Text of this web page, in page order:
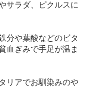
サラダ、ピクルスに
分や葉酸などのビタ
血ぎみで手足が温ま
リアでお馴染みのや